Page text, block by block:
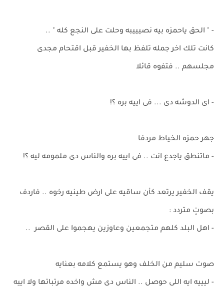
- " الحق ياحمزه بيه نصيييبه وحلت على النجع كله " ..
كانت تلك اخر جمله تلفظ بها الخفير قبل اقتحام مجدى
مجلسهم .. فتفوه قائلا
- اى الدوشه دى ... فى اييه بره ؟!
جهر حمزه الخياط مردفا
- ماتنطق ياجدع انت .. فى اييه بره والناس دى ملمومه ليه ؟!
يقف الخفير يرتعد كأن ساقيه على ارض طينيه رخوه .. فاردف
بصوتٍ متردد :
- اهل البلد كلهم متجمعين وعاوزين يهجموا على القصر ..
صوت سليم من الخلف وهو يستمع كلامه بعنايه
- ليييه ايه اللى حوصل .. الناس دى مش واخده مرتباتها ولا اييه